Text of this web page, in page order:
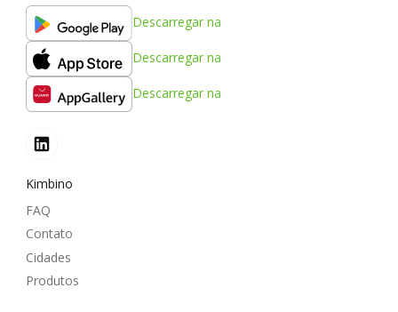
Descarregar na
Descarregar na
Descarregar na
Kimbino
FAQ
Contato
Cidades
Produtos